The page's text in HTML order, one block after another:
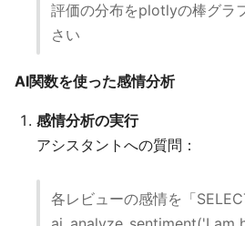
評価の分布をplotlyの棒グラ
さい
AI関数を使った感情分析
感情分析の実行
アシスタントへの質問：
各レビューの感情を「